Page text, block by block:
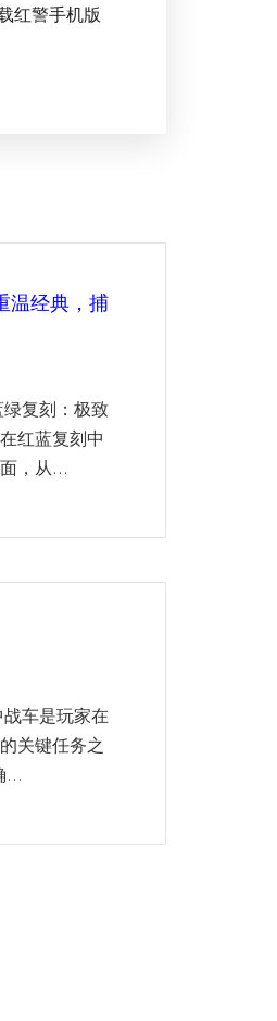
红警手机版
温经典，捕
复刻：极致
红蓝复刻中
，从...
车是玩家在
关键任务之
...